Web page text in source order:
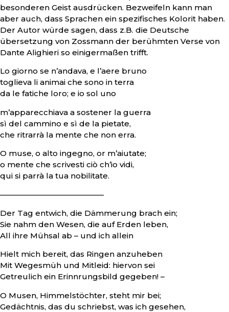
besonderen Geist ausdrücken. Bezweifeln kann man
aber auch, dass Sprachen ein spezifisches Kolorit haben.
Der Autor würde sagen, dass z.B. die Deutsche
übersetzung von Zossmann der berühmten Verse von
Dante Alighieri so einigermaßen trifft.
Lo giorno se n’andava, e l’aere bruno
toglieva li animai che sono in terra
da le fatiche loro; e io sol uno
m’apparecchiava a sostener la guerra
sì del cammino e sì de la pietate,
che ritrarrà la mente che non erra.
O muse, o alto ingegno, or m’aiutate;
o mente che scrivesti ciò ch’io vidi,
qui si parrà la tua nobilitate.
—————————————–
Der Tag entwich, die Dämmerung brach ein;
Sie nahm den Wesen, die auf Erden leben,
All ihre Mühsal ab – und ich allein
Hielt mich bereit, das Ringen anzuheben
Mit Wegesmüh und Mitleid: hiervon sei
Getreulich ein Erinnrungsbild gegeben! –
O Musen, Himmelstöchter, steht mir bei;
Gedächtnis, das du schriebst, was ich gesehen,